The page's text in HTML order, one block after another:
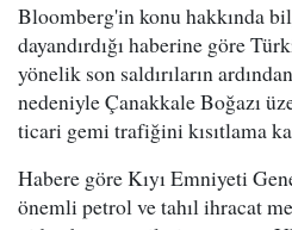
Bloomberg'in konu hakkında
dayandırdığı haberine göre
yönelik son saldırıların
nedeniyle Çanakkale Boğazı
ticari gemi trafiğini kısıtlama
Habere göre Kıyı Emniyeti
önemli petrol ve tahıl ihracat